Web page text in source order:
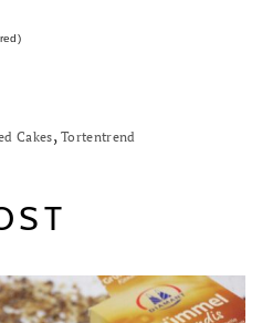
Cakes,Tortentrend